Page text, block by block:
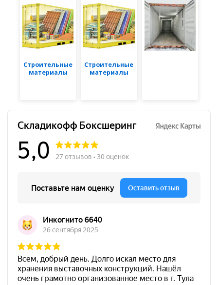
Строительные
материалы
Строительные
материалы